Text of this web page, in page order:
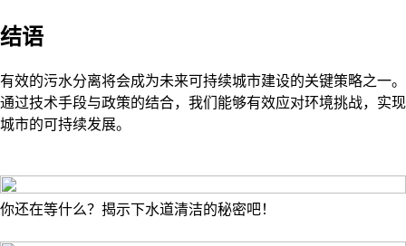
结语
有效的污水分离将会成为未来可持续城市建设的关键策略之一。
通过技术手段与政策的结合，我们能够有效应对环境挑战，实现
城市的可持续发展。
你还在等什么？揭示下水道清洁的秘密吧！